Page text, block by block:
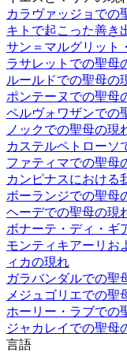
カラヴァッジョでの
キトで起こった善き
サン＝マルグリット
ラサレットでの聖母
ルールドでの聖母の
ポンテーヌでの聖母
ペルヴォワザンでの
ノックでの聖母の現
カステルペトローソ
ファティマでの聖母
カンピナスにおける
ボーランジでの聖母
ヘーデでの聖母の現
ボナーテ・ディ・ギ
モンティキアーリお
ィカの現れ
ガラバンダルでの聖
メジュゴリエでの聖
ホーリー・ラブでの
ジャカレイでの聖母
言語